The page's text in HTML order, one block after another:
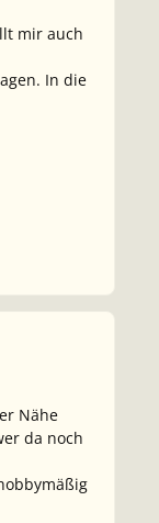
mir auch
In die
Nähe
da noch